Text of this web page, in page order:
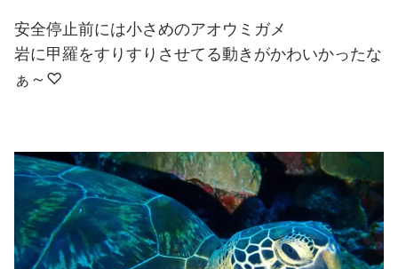
安全停止前には小さめのアオウミガメ
岩に甲羅をすりすりさせてる動きがかわいかったな
ぁ～♡